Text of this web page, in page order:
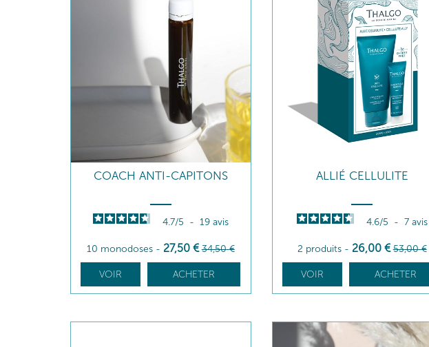
COACH ANTI-CAPITONS
4.7/5 - 19 avis
10 monodoses - 27,50 € 34,50 €
VOIR ACHETER
ALLIÉ CELLULITE
4.6/5 - 7 avis
2 produits - 26,00 € 53,00 €
VOIR ACHETER